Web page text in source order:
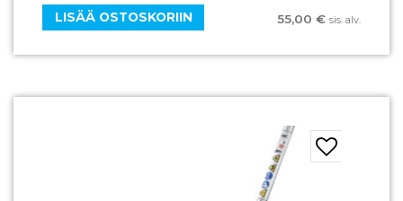
55,00 € sis. alv.
LISÄÄ OSTOSKORIIN